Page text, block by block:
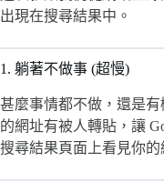
出現在搜尋結果中。
1. 躺著不做事 (超慢)
甚麼事情都不做，還是
的網址有被人轉貼，讓
搜尋結果頁面上看見你的